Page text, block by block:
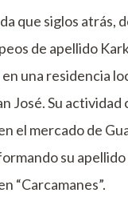
que siglos atrás,
de apellido
una residencia
José. Su
el mercado de
su apellido
“Carcamanes”.